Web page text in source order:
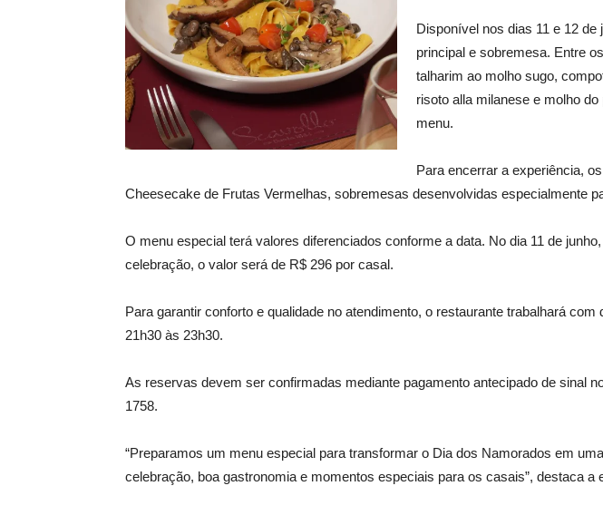
Disponível nos dias 11 e 12
principal e sobremesa. Entre
talharim ao molho sugo,
risoto alla milanese e molho
menu.
Para encerrar a experiência,
Cheesecake de Frutas Vermelhas, sobremesas desenvolvidas especialmente
O menu especial terá valores diferenciados conforme a data. No dia 11 de
celebração, o valor será de R$ 296 por casal.
Para garantir conforto e qualidade no atendimento, o restaurante trabalhará
21h30 às 23h30.
As reservas devem ser confirmadas mediante pagamento antecipado de sinal
1758.
“Preparamos um menu especial para transformar o Dia dos Namorados em
celebração, boa gastronomia e momentos especiais para os casais”, destaca a